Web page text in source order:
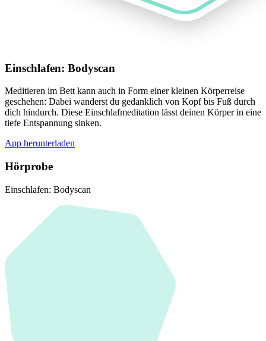
Einschlafen: Bodyscan
Meditieren im Bett kann auch in Form einer kleinen Körperreise
geschehen: Dabei wanderst du gedanklich von Kopf bis Fuß durch
dich hindurch. Diese Einschlafmeditation lässt deinen Körper in eine
tiefe Entspannung sinken.
App herunterladen
Hörprobe
Einschlafen: Bodyscan